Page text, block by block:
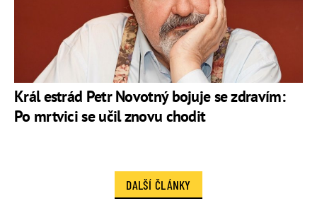
Král estrád Petr Novotný bojuje se zdravím:
Po mrtvici se učil znovu chodit
DALŠÍ ČLÁNKY